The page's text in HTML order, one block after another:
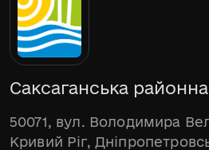
Саксаганська районна
50071, вул. Володимира
Кривий Ріг,